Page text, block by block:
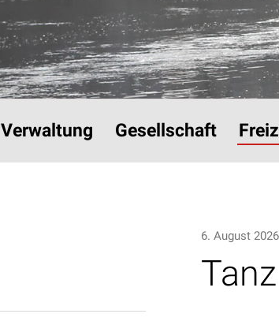
Verwaltung Gesellschaft
6. August 2026